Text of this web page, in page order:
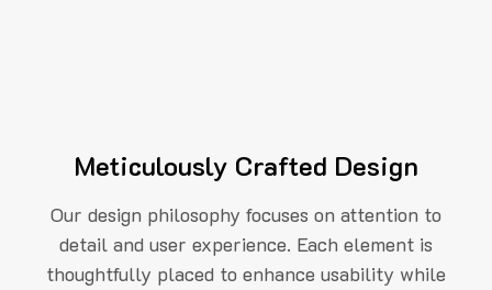
Meticulously Crafted Design
Our design philosophy focuses on attention to
detail and user experience. Each element is
thoughtfully placed to enhance usability while